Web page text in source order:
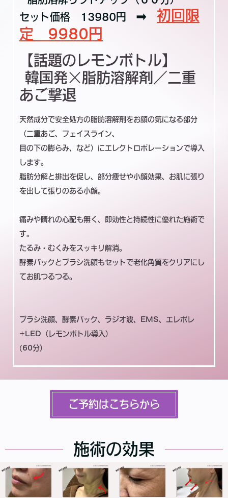
セット価格 13980円 ➡ 初回限
定 9980円
【話題のレモンボトル】
韓国発×脂肪溶解剤／二重
あご撃退
天然成分で安全処方の脂肪溶解剤をお顔の気になる部分
（二重あご、フェイスライン、
目の下の膨らみ、など）にエレクトロポレーションで導入
します。
脂肪分解と排出を促し、部分痩せや小顔効果、お肌に張り
を出して張りのある小顔。
痛みや晴れの心配も無く、即効性と持続性に優れた施術で
す。
たるみ・むくみをスッキリ解消。
酵素パックとブラシ洗顔もセットで老化角質をクリアにし
てお肌つるつる。
ブラシ洗顔、酵素パック、ラジオ波、EMS、エレポレ
+LED（レモンボトル導入）
(60分）
ご予約はこちらから
施術の効果